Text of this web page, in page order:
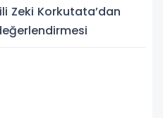
Zeki Korkutata’dan